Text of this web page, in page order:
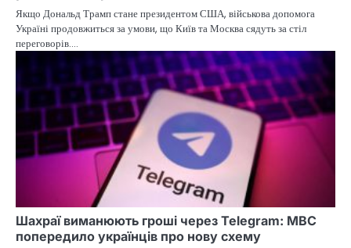
Якщо Дональд Трамп стане президентом США, військова допомога
Україні продовжиться за умови, що Київ та Москва сядуть за стіл
переговорів.…
Шахраї виманюють гроші через Telegram: МВС
попередило українців про нову схему